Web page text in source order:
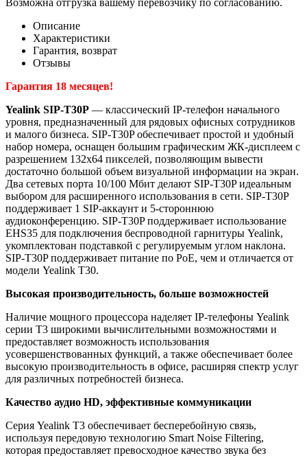
Описание
Характеристики
Гарантия, возврат
Отзывы
Гарантия 18 месяцев!
Yealink SIP-T30P — классический IP-телефон начального
уровня, предназначенный для рядовых офисных сотрудников
и малого бизнеса. SIP-T30P обеспечивает простой и удобный
набор номера, оснащен большим графическим ЖК-дисплеем с
разрешением 132x64 пикселей, позволяющим вывести
достаточно большой объем визуальной информации на экран.
Два сетевых порта 10/100 Мбит делают SIP-T30P идеальным
выбором для расширенного использования в сети. SIP-T30P
поддерживает 1 SIP-аккаунт и 5-стороннюю
аудиоконференцию. SIP-T30P поддерживает использование
EHS35 для подключения беспроводной гарнитуры Yealink,
укомплектован подставкой с регулируемым углом наклона.
SIP-T30P поддерживает питание по PoE, чем и отличается от
модели Yealink T30.
Высокая производительность, больше возможностей
Наличие мощного процессора наделяет IP-телефоны Yealink
серии T3 широкими вычислительными возможностями и
предоставляет возможность использования
усовершенствованных функций, а также обеспечивает более
высокую производительность в офисе, расширяя спектр услуг
для различных потребностей бизнеса.
Качество аудио HD, эффективные коммуникации
Серия Yealink T3 обеспечивает бесперебойную связь,
используя передовую технологию Smart Noise Filtering,
которая предоставляет превосходное качество звука без